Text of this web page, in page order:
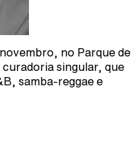
no Parque de
curadoria singular, que
samba-reggae e